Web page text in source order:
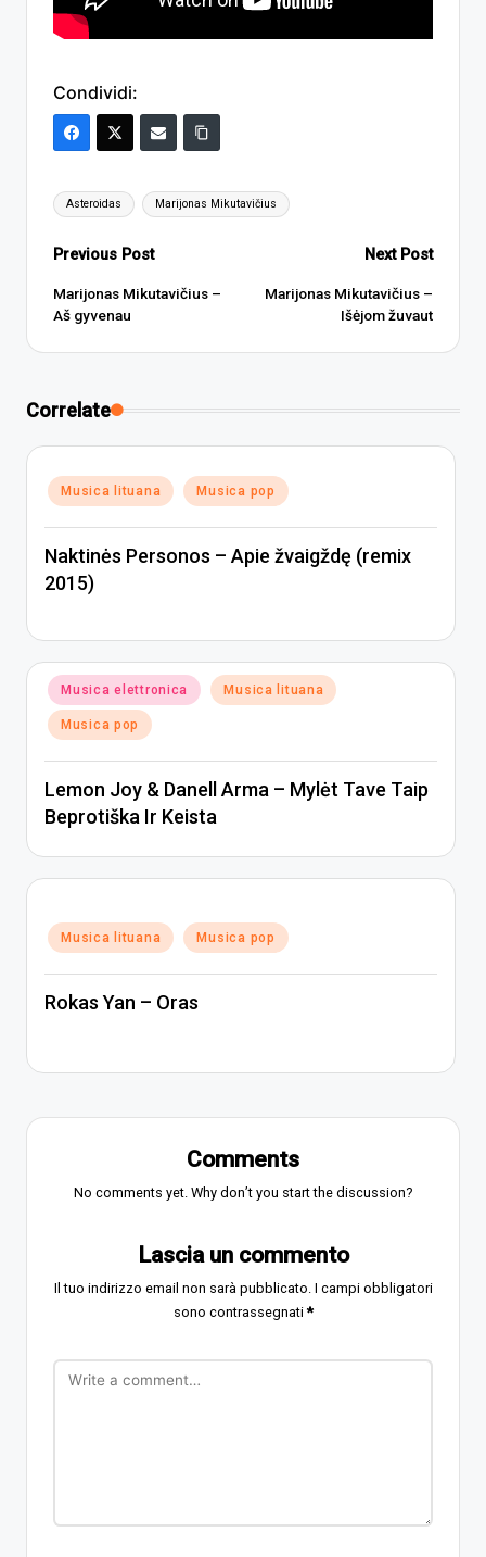
Condividi:
Tags:
Asteroidas Marijonas Mikutavičius
Post
navigation
Previous Post
Marijonas Mikutavičius –
Aš gyvenau
Next Post
Marijonas Mikutavičius –
Išėjom žuvaut
Correlate
Posted
in
Musica lituana Musica pop
Naktinės Personos – Apie žvaigždę (remix
2015)
Posted
in
Musica elettronica Musica lituana
Musica pop
Lemon Joy & Danell Arma – Mylėt Tave Taip
Beprotiška Ir Keista
Posted
in
Musica lituana Musica pop
Rokas Yan – Oras
Comments
No comments yet. Why don’t you start the discussion?
Lascia un commento
Il tuo indirizzo email non sarà pubblicato. I campi obbligatori
sono contrassegnati*